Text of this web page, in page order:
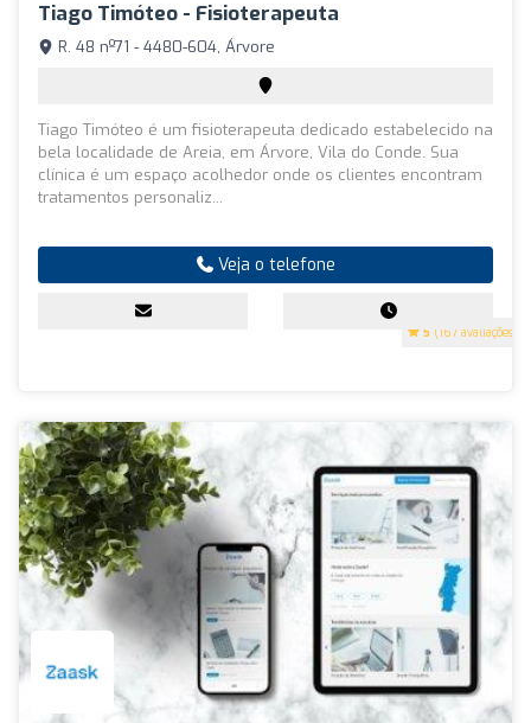
Tiago Timóteo - Fisioterapeuta
5 (167 avaliações)
R. 48 nº71 - 4480-604, Árvore
Tiago Timóteo é um fisioterapeuta dedicado estabelecido na
bela localidade de Areia, em Árvore, Vila do Conde. Sua
clínica é um espaço acolhedor onde os clientes encontram
tratamentos personaliz...
Veja o telefone